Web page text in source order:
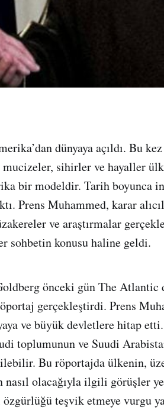
dünyaya açıldı. Bu
mucizeler, sihirler ve hayaller
bir modeldir. Tarih boyunca
Prens Muhammed, karar
ve araştırmalar
sohbetin konusu haline geldi.
önceki gün The
gerçekleştirdi. Prens
ve büyük devletlere hitap
toplumunun ve Suudi
Bu röportajda ülkenin,
nasıl olacağıyla ilgili görüşler
teşvik etmeye vurgu